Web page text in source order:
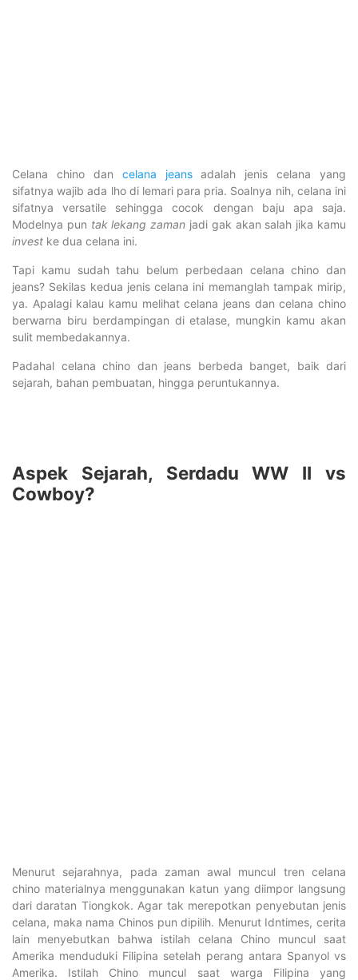
Celana chino dan celana jeansadalah jenis celana yang
sifatnya wajib ada lho di lemari para pria. Soalnya nih, celana ini
sifatnya versatile sehingga cocok dengan baju apa saja.
Modelnya pun tak lekang zaman jadi gak akan salah jika kamu
invest ke dua celana ini.
Tapi kamu sudah tahu belum perbedaan celana chino dan
jeans? Sekilas kedua jenis celana ini memanglah tampak mirip,
ya. Apalagi kalau kamu melihat celana jeans dan celana chino
berwarna biru berdampingan di etalase, mungkin kamu akan
sulit membedakannya.
Padahal celana chino dan jeans berbeda banget, baik dari
sejarah, bahan pembuatan, hingga peruntukannya.
Aspek Sejarah, Serdadu WW II vs
Cowboy?
Menurut sejarahnya, pada zaman awal muncul tren celana
chino materialnya menggunakan katun yang diimpor langsung
dari daratan Tiongkok. Agar tak merepotkan penyebutan jenis
celana, maka nama Chinos pun dipilih. Menurut Idntimes, cerita
lain menyebutkan bahwa istilah celana Chino muncul saat
Amerika menduduki Filipina setelah perang antara Spanyol vs
Amerika. Istilah Chino muncul saat warga Filipina yang